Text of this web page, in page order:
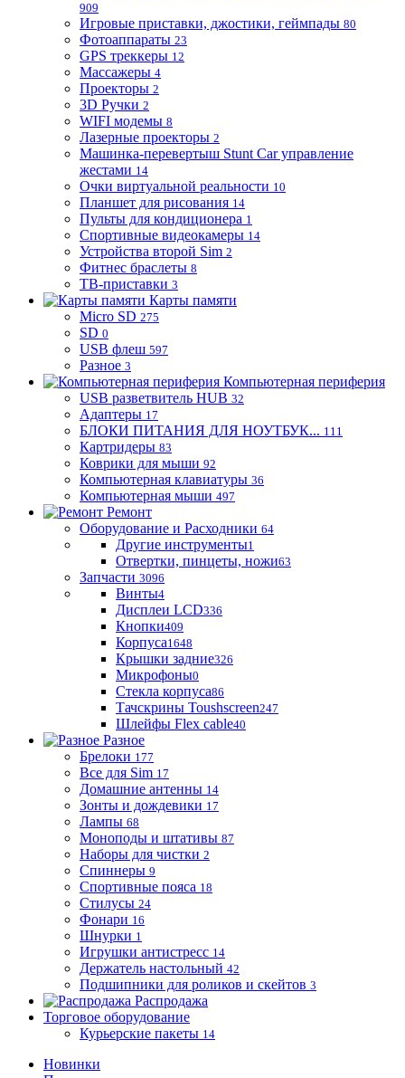
909
Игровые приставки, джостики, геймпады 80
Фотоаппараты 23
GPS треккеры 12
Массажеры 4
Проекторы 2
3D Ручки 2
WIFI модемы 8
Лазерные проекторы 2
Машинка-перевертыш Stunt Car управление
жестами 14
Очки виртуальной реальности 10
Планшет для рисования 14
Пульты для кондиционера 1
Спортивные видеокамеры 14
Устройства второй Sim 2
Фитнес браслеты 8
ТВ-приставки 3
Карты памяти
Micro SD 275
SD 0
USB флеш 597
Разное 3
Компьютерная периферия
USB разветвитель HUB 32
Адаптеры 17
БЛОКИ ПИТАНИЯ ДЛЯ НОУТБУК... 111
Картридеры 83
Коврики для мыши 92
Компьютерная клавиатуры 36
Компьютерная мыши 497
Ремонт
Оборудование и Расходники 64
Другие инструменты1
Отвертки, пинцеты, ножи63
Запчасти 3096
Винты4
Дисплеи LCD336
Кнопки409
Корпуса1648
Крышки задние326
Микрофоны0
Стекла корпуса86
Тачскрины Toushscreen247
Шлейфы Flex cable40
Разное
Брелоки 177
Все для Sim 17
Домашние антенны 14
Зонты и дождевики 17
Лампы 68
Моноподы и штативы 87
Наборы для чистки 2
Спиннеры 9
Спортивные пояса 18
Стилусы 24
Фонари 16
Шнурки 1
Игрушки антистресс 14
Держатель настольный 42
Подшипники для роликов и скейтов 3
Распродажа
Торговое оборудование
Курьерские пакеты 14
Новинки